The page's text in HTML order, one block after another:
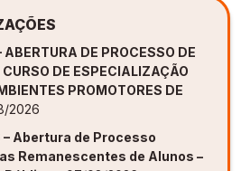
DE PROCESSO DE
DE ESPECIALIZAÇÃO
PROMOTORES DE
2026
Abertura de Processo
Remanescentes de Alunos –